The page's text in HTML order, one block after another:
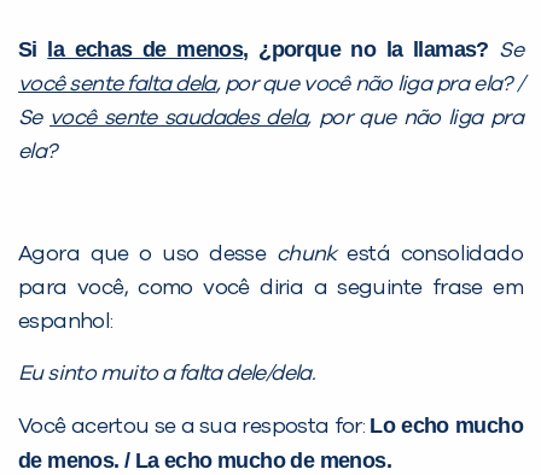
Si la echas de menos, ¿porque no la llamas? Se
você sente falta dela, por que você não liga pra ela? /
Se você sente saudades dela, por que não liga pra
ela?
Agora que o uso desse chunkestá consolidado
para você, como você diria a seguinte frase em
espanhol:
Eu sinto muito a falta dele/dela.
Você acertou se a sua resposta for: Lo echo mucho
de menos. / La echo mucho de menos.